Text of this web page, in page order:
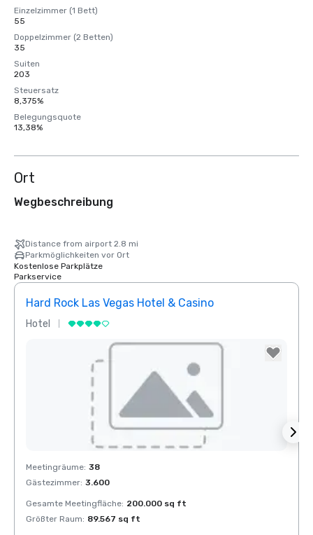
Einzelzimmer (1 Bett)
55
Doppelzimmer (2 Betten)
35
Suiten
203
Steuersatz
8,375%
Belegungsquote
13,38%
Ort
Wegbeschreibung
Distance from airport 2.8 mi
Parkmöglichkeiten vor Ort
Kostenlose Parkplätze
Parkservice
Hard Rock Las Vegas Hotel & Casino
Hotel
Removed from favorites
Meetingräume: 38
Gästezimmer: 3.600
Gesamte Meetingfläche: 200.000 sq ft
Größter Raum: 89.567 sq ft